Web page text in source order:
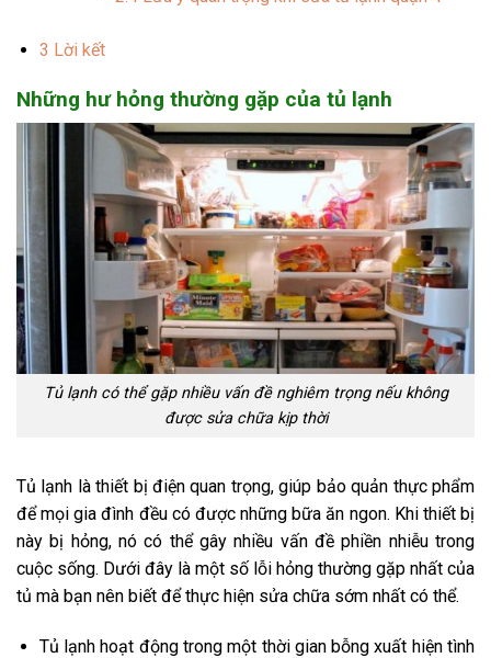
3 Lời kết
Những hư hỏng thường gặp của tủ lạnh
Tủ lạnh có thể gặp nhiều vấn đề nghiêm trọng nếu không
được sửa chữa kịp thời
Tủ lạnh là thiết bị điện quan trọng, giúp bảo quản thực phẩm
để mọi gia đình đều có được những bữa ăn ngon. Khi thiết bị
này bị hỏng, nó có thể gây nhiều vấn đề phiền nhiễu trong
cuộc sống. Dưới đây là một số lỗi hỏng thường gặp nhất của
tủ mà bạn nên biết để thực hiện sửa chữa sớm nhất có thể.
Tủ lạnh hoạt động trong một thời gian bỗng xuất hiện tình